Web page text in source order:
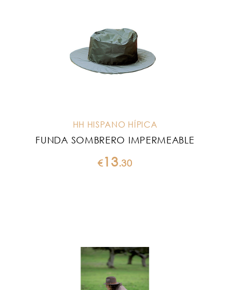
HH HISPANO HÍPICA
FUNDA SOMBRERO IMPERMEABLE
€13.30